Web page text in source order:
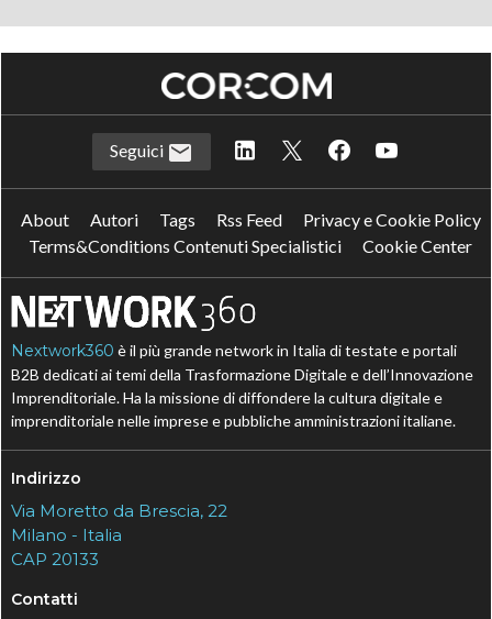
Seguici
About Autori Tags Rss Feed
Privacy e Cookie Policy
Terms&Conditions Contenuti Specialistici
Cookie Center
Nextwork360 è il più grande network in Italia di testate e portali
B2B dedicati ai temi della Trasformazione Digitale e dell’Innovazione
Imprenditoriale. Ha la missione di diffondere la cultura digitale e
imprenditoriale nelle imprese e pubbliche amministrazioni italiane.
Indirizzo
Via Moretto da Brescia, 22
Milano - Italia
CAP 20133
Contatti